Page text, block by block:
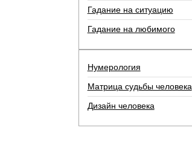
Гадание на ситуацию
Гадание на любимого
Нумерология
Матрица судьбы человека
Дизайн человека